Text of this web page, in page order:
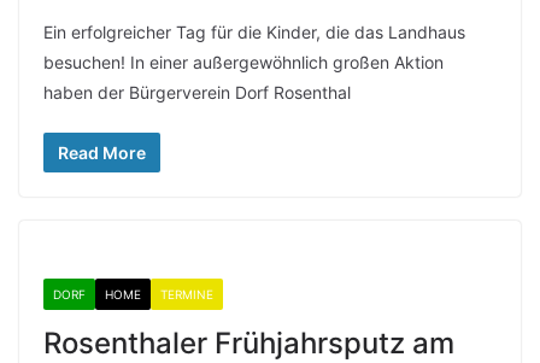
Ein erfolgreicher Tag für die Kinder, die das Landhaus
besuchen! In einer außergewöhnlich großen Aktion
haben der Bürgerverein Dorf Rosenthal
Read More
DORF HOME TERMINE
Rosenthaler Frühjahrsputz am